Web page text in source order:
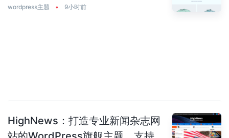
wordpress主题 • 9小时前
HighNews：打造专业新闻杂志网